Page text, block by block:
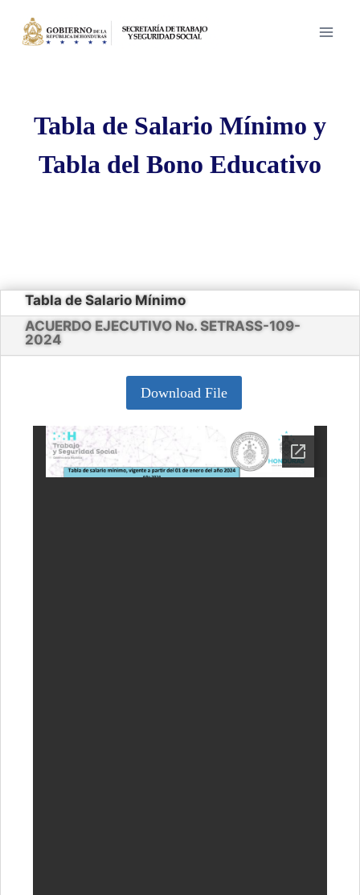
Tabla de Salario Mínimo y
Tabla del Bono Educativo
Tabla de Salario Mínimo
ACUERDO EJECUTIVO No. SETRASS-109-
2024
Download File